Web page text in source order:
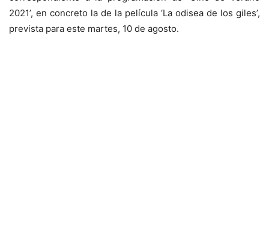
2021’, en concreto la de la película ‘La odisea de los giles’,
prevista para este martes, 10 de agosto.